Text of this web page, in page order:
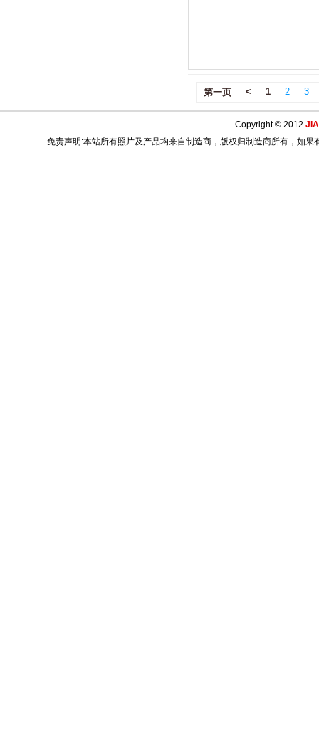
第一页 < 1 2 3
Copyright © 2012
免责声明:本站所有照片及产品均来自制造商，版权归制造商所有，如